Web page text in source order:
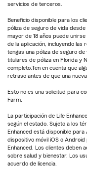
servicios de terceros.
Beneficio disponible para los
póliza de seguro de vida desde
mayor de 18 años puede
de la aplicación, incluyendo las
tengas una póliza de seguro
titulares de póliza en Florida y
completo.Ten en cuenta que
retraso antes de que una
Esto no es una solicitud para
Farm.
La participación de Life
según el estado. Sujeto a los
Enhanced está disponible
dispositivo móvil iOS o
Enhanced. Los clientes deben
sobre salud y bienestar. Los
acuerdo de licencia.